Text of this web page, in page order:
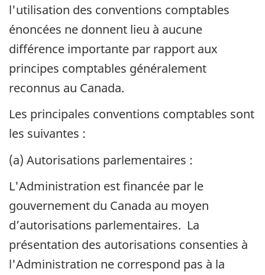
l'utilisation des conventions comptables
énoncées ne donnent lieu à aucune
différence importante par rapport aux
principes comptables généralement
reconnus au Canada.
Les principales conventions comptables sont
les suivantes :
(a) Autorisations parlementaires :
L'Administration est financée par le
gouvernement du Canada au moyen
d’autorisations parlementaires. La
présentation des autorisations consenties à
l'Administration ne correspond pas à la